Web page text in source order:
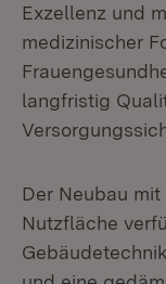
Exzellenz und
medizinischer
langfristig
Der Neubau
Nutzfläche